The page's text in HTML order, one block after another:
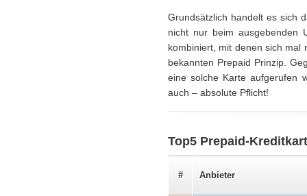
Grundsätzlich handelt es sich
nicht nur beim ausgebenden
kombiniert, mit denen sich mal
bekannten Prepaid Prinzip.
eine solche Karte aufgerufen
auch – absolute Pflicht!
Top5 Prepaid-
# Anbieter